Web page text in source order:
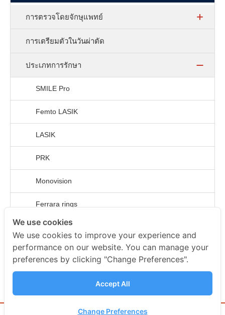
การตรวจโดยจักษุแพทย์
การเตรียมตัวในวันผ่าตัด
ประเภทการรักษา
SMILE Pro
Femto LASIK
LASIK
PRK
Monovision
Ferrara rings
ICL
ค่ารักษา
We use cookies
We use cookies to improve your experience and
performance on our website. You can manage your
preferences by clicking "Change Preferences".
Accept All
Change Preferences